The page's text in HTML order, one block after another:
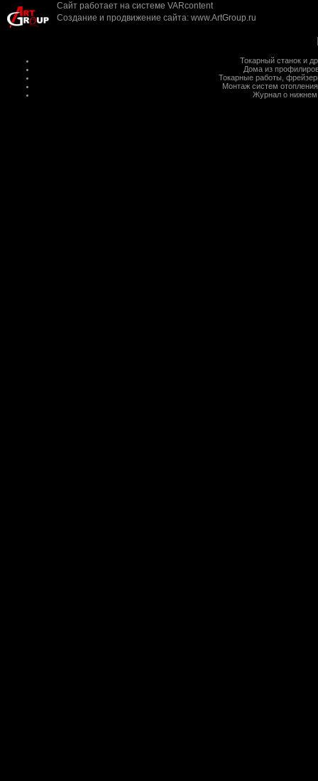
Сайт работает на системе VARcontent
Создание и продвижение сайта: www.ArtGroup.ru
Токарный станок и
Дома из
Токарные работы
Монтаж систем отопления
Журнал о нижнем